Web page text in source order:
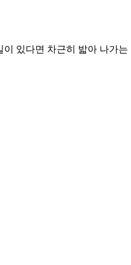
있다면 차근히 밟아 나가